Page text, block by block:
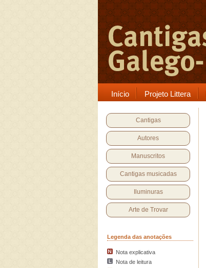
Início Projeto Littera
Cantigas
Autores
Manuscritos
Cantigas musicadas
Iluminuras
Arte de Trovar
Legenda das anotações
Nota explicativa
Nota de leitura